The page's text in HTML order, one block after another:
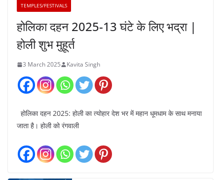
TEMPLES/FESTIVALS
होलिका दहन 2025-13 घंटे के लिए भद्रा |
होली शुभ मुहूर्त
3 March 2025 Kavita Singh
होलिका दहन 2025: होली का त्योहार देश भर में महान धूमधाम के साथ मनाया
जाता है। होली को रंगवाली